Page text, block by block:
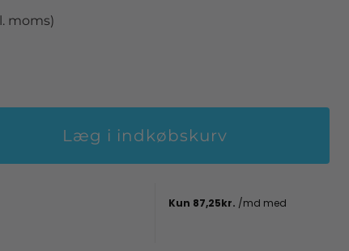
moms)
Læg i indkøbskurv